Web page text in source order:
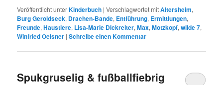
Veröffentlicht unterKinderbuch |Verschlagwortet mitAltersheim,
Burg Geroldseck, Drachen-Bande, Entführung, Ermittlungen,
Freunde,Haustiere, Lisa-Marie Dickreiter,Max,Motzkopf,wilde 7,
Winfried Oelsner |Schreibe einen Kommentar
Spukgruselig & fußballfiebrig